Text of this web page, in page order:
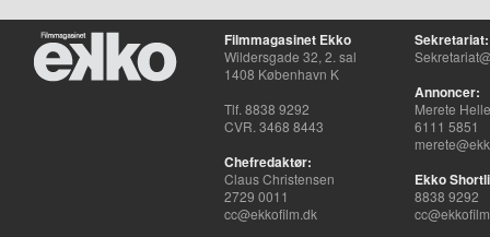
Filmmagasinet Ekko
Wildersgade 32, 2. sal
1408 København K
Tlf. 8838 9292
CVR. 3468 8443
Chefredaktør:
Claus Christensen
2729 0011
cc@ekkofilm.dk
Sekretariat:
Annoncer:
Merete
6111 5851
Ekko
8838 9292